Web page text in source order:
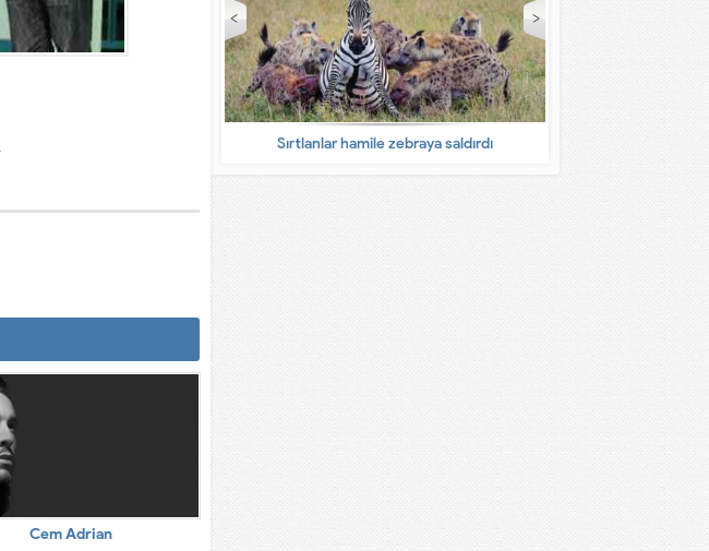
Cem Adrian
Sırtlanlar hamile zebraya saldırdı